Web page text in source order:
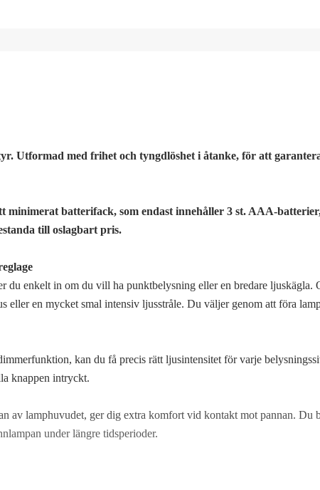
Utformad med frihet och tyngdlöshet i åtanke, för att
minimerat batterifack, som endast innehåller 3 st. AAA-
till oslagbart pris.
du enkelt in om du vill ha punktbelysning eller en bredare ljuskägla.
eller en mycket smal intensiv ljusstråle. Du väljer genom att föra
kan du få precis rätt ljusintensitet för varje
knappen intryckt.
av lamphuvudet, ger dig extra komfort vid kontakt mot pannan. Du
under längre tidsperioder.